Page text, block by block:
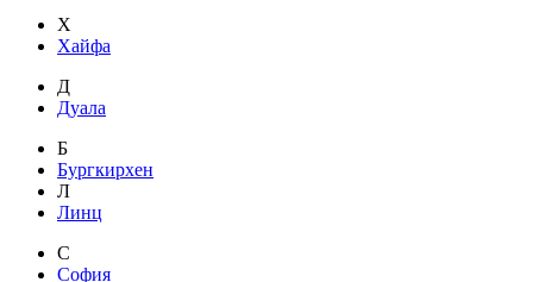
Х
Хайфа
Д
Дуала
Б
Бургкирхен
Л
Линц
С
София